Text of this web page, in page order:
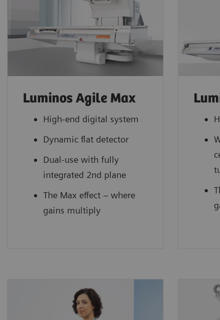
Luminos Agile Max
High-end digital system
Dynamic flat detector
Dual-use with fully
integrated 2nd plane
The Max effect – where
gains multiply